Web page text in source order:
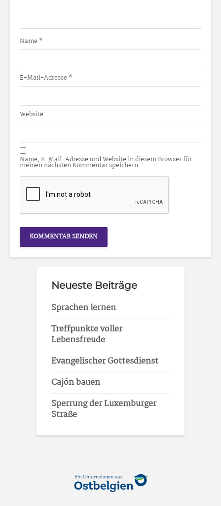
Name *
E-Mail-Adresse *
Website
Name, E-Mail-Adresse und Website in diesem Browser für
meinen nächsten Kommentar speichern.
Neueste Beiträge
Sprachen lernen
Treffpunkte voller
Lebensfreude
Evangelischer Gottesdienst
Cajón bauen
Sperrung der Luxemburger
Straße